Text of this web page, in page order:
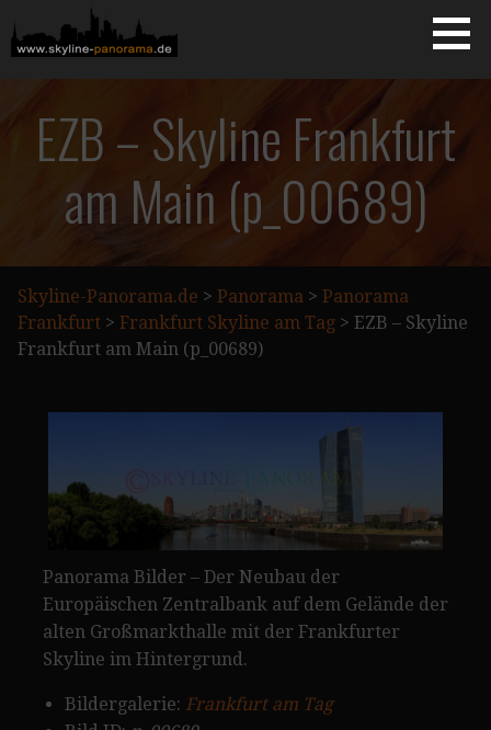
Inhalt
springen
SKYLINE-PANORAMA.DE
EZB – Skyline Frankfurt
am Main (p_00689)
Skyline-Panorama.de > Panorama > Panorama
Frankfurt > Frankfurt Skyline am Tag > EZB – Skyline
Frankfurt am Main (p_00689)
Panorama Bilder – Der Neubau der
Europäischen Zentralbank auf dem Gelände der
alten Großmarkthalle mit der Frankfurter
Skyline im Hintergrund.
Bildergalerie: Frankfurt am Tag